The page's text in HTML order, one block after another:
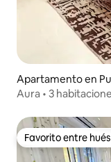
Apartamento en
Aura • 3
Favorito entre
Favorito entre